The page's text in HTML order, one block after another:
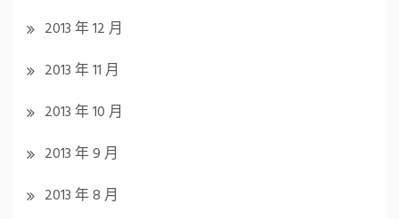
2013 年 12 月
2013 年 11 月
2013 年 10 月
2013 年 9 月
2013 年 8 月